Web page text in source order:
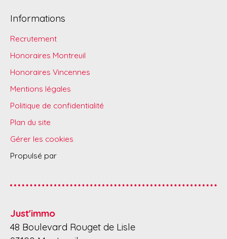
Informations
Recrutement
Honoraires Montreuil
Honoraires Vincennes
Mentions légales
Politique de confidentialité
Plan du site
Gérer les cookies
Propulsé par
Just'immo
48 Boulevard Rouget de Lisle